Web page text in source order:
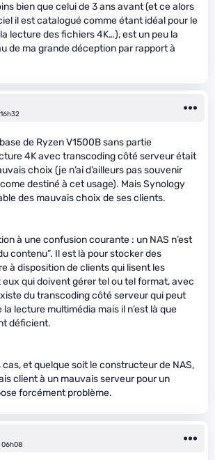
bien que celui de 3 ans avant (et ce alors
il est catalogué comme étant idéal pour le
lecture des fichiers 4K…), est un peu la
de ma grande déception par rapport à
de Ryzen V1500B sans partie
4K avec transcoding côté serveur était
choix (je n’ai d’ailleurs pas souvenir
destiné à cet usage). Mais Synology
des mauvais choix de ses clients.
à une confusion courante : un NAS n’est
contenu”. Il est là pour stocker des
à disposition de clients qui lisent les
qui doivent gérer tel ou tel format, avec
du transcoding côté serveur qui peut
lecture multimédia mais il n’est là que
déficient.
cas, et quelque soit le constructeur de NAS,
client à un mauvais serveur pour un
forcément problème.
06h08